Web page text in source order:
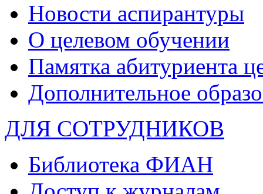
Новости аспирантуры
О целевом обучении
Памятка абитуриента
Дополнительное
ДЛЯ СОТРУДНИКОВ
Библиотека ФИАН